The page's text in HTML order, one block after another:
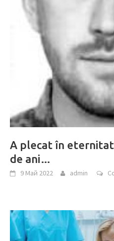
A plecat în
de ani…
9 Май 2022 admin